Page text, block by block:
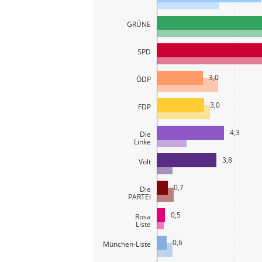
GRÜNE
SPD
ÖDP
FDP
Die
Linke
Volt
Die
PARTEI
Rosa
Liste
München-Liste
3,0
3,0
4,3
3,8
0,7
0,5
0,6